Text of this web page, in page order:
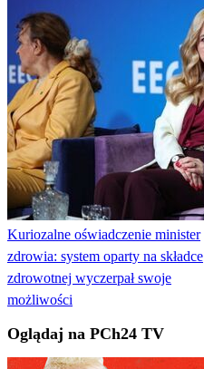
Kuriozalne oświadczenie minister
zdrowia: system oparty na składce
zdrowotnej wyczerpał swoje
możliwości
Oglądaj na PCh24 TV